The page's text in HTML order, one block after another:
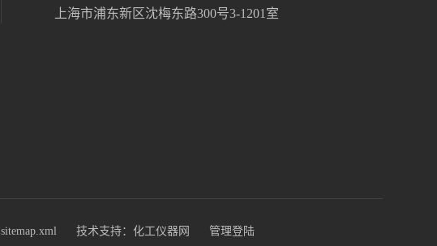
上海市浦东新区沈梅东路300号3-1201室
sitemap.xml 技术支持： 化工仪器网 管理登陆